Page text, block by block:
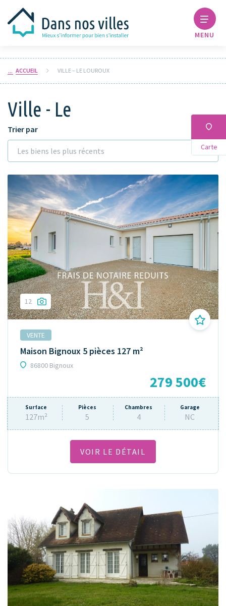
MENU
ACCUEIL VILLE – LE LOUROUX
Ville - Le
Carte
Trier par
Les biens les plus récents
12
VENTE
Maison Bignoux 5 pièces 127 m²
86800 Bignoux
279 500€
Surface
127m²
Pièces
5
Chambres
4
Garage
NC
VOIR LE DÉTAIL